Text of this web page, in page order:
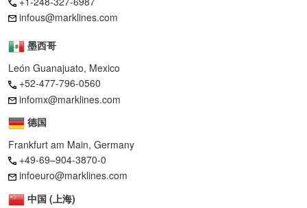
infous@marklines.com
墨西哥
León Guanajuato, Mexico
+52-477-796-0560
infomx@marklines.com
德国
Frankfurt am Main, Germany
+49-69–904-3870-0
infoeuro@marklines.com
中国 (上海)